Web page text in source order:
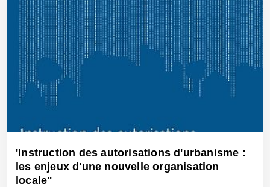
20 Oct 2014 - Réf: CW12780
'Instruction des autorisations d'urbanisme :
les enjeux d'une nouvelle organisation
locale''